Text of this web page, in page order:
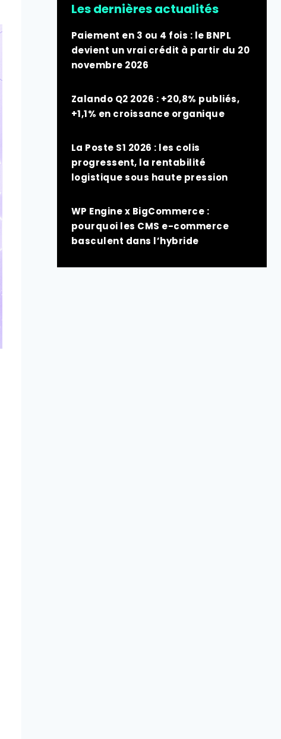
Les dernières actualités
Paiement en 3 ou 4 fois : le BNPL
devient un vrai crédit à partir du 20
novembre 2026
Zalando Q2 2026 : +20,8% publiés,
+1,1% en croissance organique
La Poste S1 2026 : les colis
progressent, la rentabilité
logistique sous haute pression
WP Engine x BigCommerce :
pourquoi les CMS e-commerce
basculent dans l’hybride